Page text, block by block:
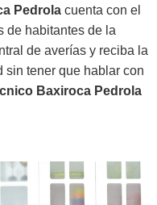
Pedrola cuenta con el
de habitantes de la
de averías y reciba la
sin tener que hablar con
Baxiroca Pedrola